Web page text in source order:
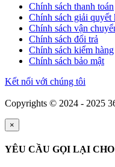
Chính sách thanh toán
Chính sách giải quyết
Chính sách vận
Chính sách đổi trả
Chính sách kiểm hàng
Chính sách bảo mật
Kết nối với chúng tôi
Copyrights © 2024 - 2025
×
YÊU CẦU GỌI LẠI